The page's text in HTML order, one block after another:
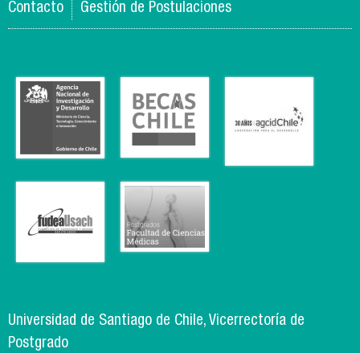
Contacto
Gestión de Postulaciones
Universidad de Santiago de Chile, Vicerrectoría de
Postgrado